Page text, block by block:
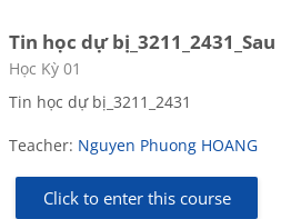
Tin học dự bị_3211_2431_Sau
Course category
Học Kỳ 01
Tin học dự bị_3211_2431
Teacher: Nguyen Phuong HOANG
Click to enter this course